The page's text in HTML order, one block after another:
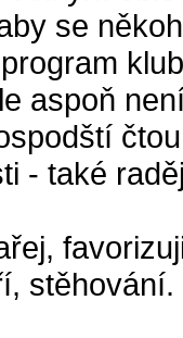
se
aspoň
- také
stěhování.